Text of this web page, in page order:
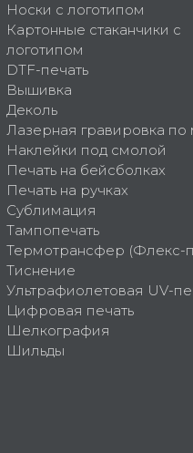
Носки с логотипом
Картонные стаканчики с
логотипом
DTF-печать
Вышивка
Деколь
Лазерная гравировка по
Наклейки под смолой
Печать на бейсболках
Печать на ручках
Сублимация
Тампопечать
Термотрансфер (Флекс-
Тиснение
Ультрафиолетовая UV-
Цифровая печать
Шелкография
Шильды